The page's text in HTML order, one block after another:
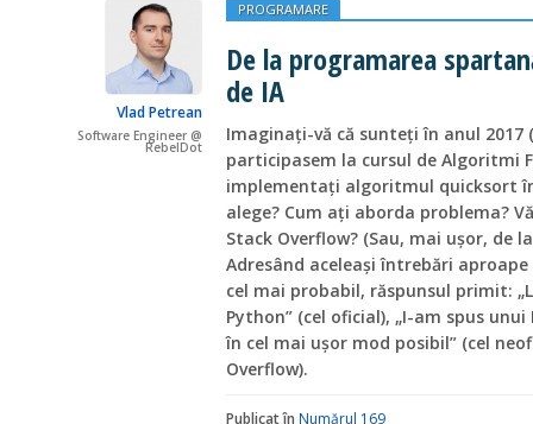
Vlad Petrean
Software Engineer @
RebelDot
PROGRAMARE
De la programarea
de IA
Imaginați-vă că sunteți în anul
participasem la cursul de Algoritmi
implementați algoritmul quicksort
alege? Cum ați aborda problema?
Stack Overflow? (Sau, mai ușor, de
Adresând aceleași întrebări
cel mai probabil, răspunsul primit:
Python” (cel oficial), „I-am spus
în cel mai ușor mod posibil” (cel
Overflow).
Publicat în Numărul 169